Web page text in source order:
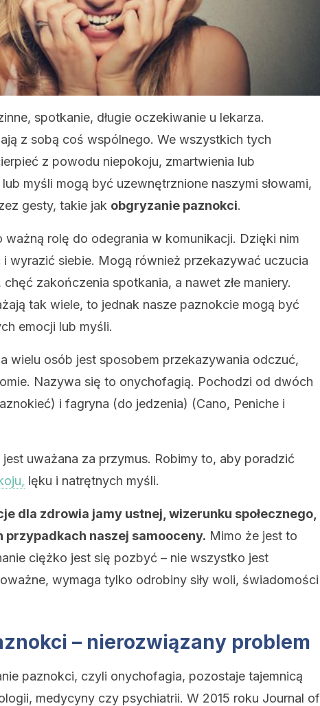
spotkanie, długie oczekiwanie u lekarza.
z sobą coś wspólnego. We wszystkich tych
z powodu niepokoju, zmartwienia lub
lub myśli mogą być uzewnętrznione naszymi słowami,
gesty, takie jak obgryzanie paznokci.
ważną rolę do odegrania w komunikacji. Dzięki nim
wyrazić siebie. Mogą również przekazywać uczucia
zakończenia spotkania, a nawet złe maniery.
tak wiele, to jednak nasze paznokcie mogą być
emocji lub myśli.
wielu osób jest sposobem przekazywania odczuć,
Nazywa się to onychofagią. Pochodzi od dwóch
i fagryna (do jedzenia) (Cano, Peniche i
uważana za przymus. Robimy to, aby poradzić
lęku i natrętnych myśli.
dla zdrowia jamy ustnej, wizerunku społecznego,
przypadkach naszej samooceny. Mimo że jest to
ciężko jest się pozbyć – nie wszystko jest
wymaga tylko odrobiny siły woli, świadomości
– nierozwiązany problem
paznokci, czyli onychofagia, pozostaje tajemnicą
medycyny czy psychiatrii. W 2015 roku Journal of